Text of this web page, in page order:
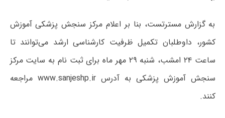
به گزارش مسترتست، بنا بر اعلام مرکز سنجش پزشکی آموزش
کشور، داوطلبان تکمیل ظرفیت کارشناسی ارشد می‌توانند تا
ساعت ۲۴ امشب، شنبه ۲۹ مهر ماه برای ثبت نام به سایت مرکز
سنجش آموزش پزشکی به آدرس www.sanjeshp.irمراجعه
کنند.